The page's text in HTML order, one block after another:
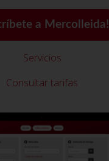
a Mercolleida!
Servicios
Consultar tarifas